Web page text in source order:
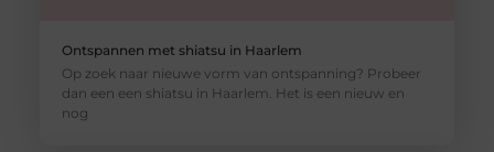
Ontspannen met shiatsu in Haarlem
Op zoek naar nieuwe vorm van ontspanning? Probeer
dan een een shiatsu in Haarlem. Het is een nieuw en
nog